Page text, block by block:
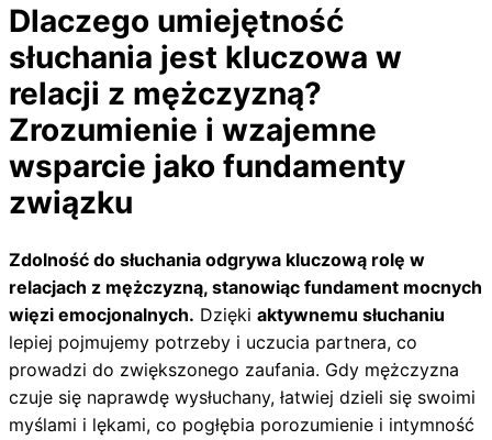
Dlaczego umiejętność
słuchania jest kluczowa w
relacji z mężczyzną?
Zrozumienie i wzajemne
wsparcie jako fundamenty
związku
Zdolność do słuchania odgrywa kluczową rolę w
relacjach z mężczyzną, stanowiąc fundament mocnych
więzi emocjonalnych. Dzięki aktywnemu słuchaniu
lepiej pojmujemy potrzeby i uczucia partnera, co
prowadzi do zwiększonego zaufania. Gdy mężczyzna
czuje się naprawdę wysłuchany, łatwiej dzieli się swoimi
myślami i lękami, co pogłębia porozumienie i intymność